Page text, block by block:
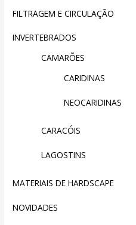
FILTRAGEM E CIRCULAÇÃO
INVERTEBRADOS
CAMARÕES
CARIDINAS
NEOCARIDINAS
CARACÓIS
LAGOSTINS
MATERIAIS DE HARDSCAPE
NOVIDADES